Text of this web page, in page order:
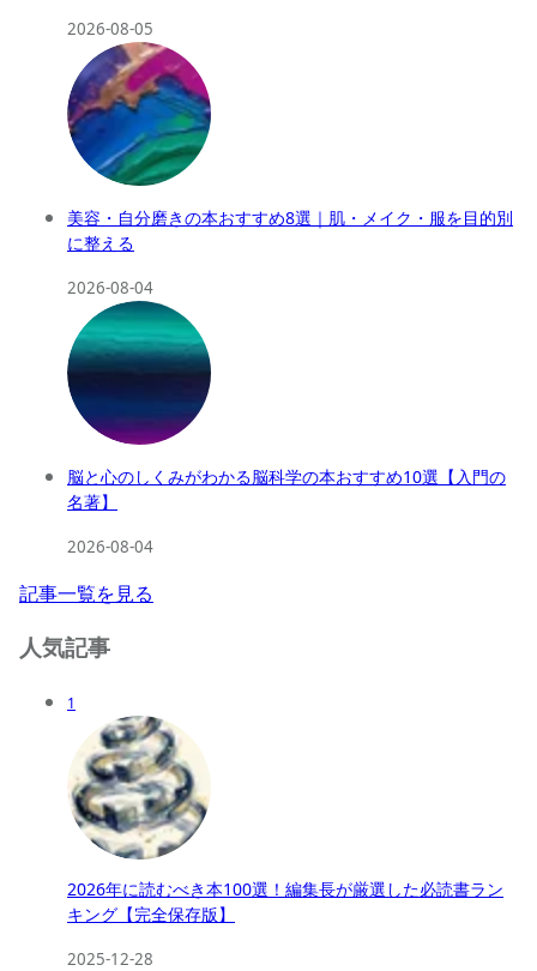
2026-08-05
美容・自分磨きの本おすすめ8選｜肌・メイク・服を目的別
に整える
2026-08-04
脳と心のしくみがわかる脳科学の本おすすめ10選【入門の
名著】
2026-08-04
記事一覧を見る
人気記事
1
2026年に読むべき本100選！編集長が厳選した必読書ラン
キング【完全保存版】
2025-12-28